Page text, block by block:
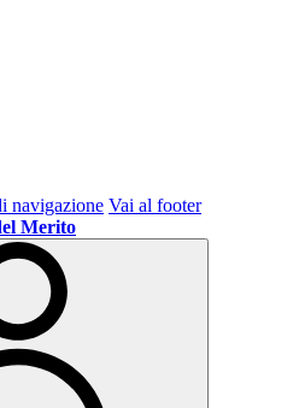
navigazione Vai al footer
Merito